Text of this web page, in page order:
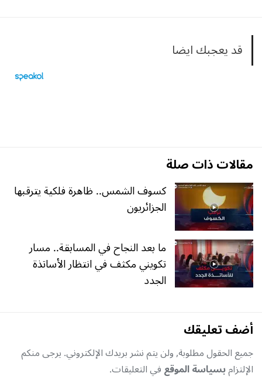
قد يعجبك ايضا
مقالات ذات صلة
كسوف الشمس.. ظاهرة فلكية يترقبها
الجزائريون
ما بعد النجاح في المسابقة.. مسار
تكويني مكثف في انتظار الأساتذة
الجدد
أضف تعليقك
جميع الحقول مطلوبة, ولن يتم نشر بريدك الإلكتروني. يرجى منكم
الإلتزامبسياسة الموقعفي التعليقات.